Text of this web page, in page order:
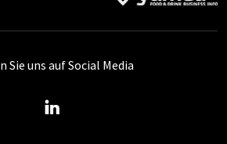
Sie uns auf Social Media